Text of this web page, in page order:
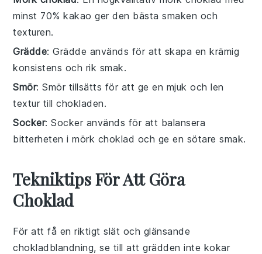
minst 70% kakao ger den bästa smaken och
texturen.
Grädde: Grädde används för att skapa en krämig
konsistens och rik smak.
Smör: Smör tillsätts för att ge en mjuk och len
textur till chokladen.
Socker: Socker används för att balansera
bitterheten i mörk choklad och ge en sötare smak.
Tekniktips För Att Göra
Choklad
För att få en riktigt slät och glänsande
chokladblandning, se till attgrädden inte kokar